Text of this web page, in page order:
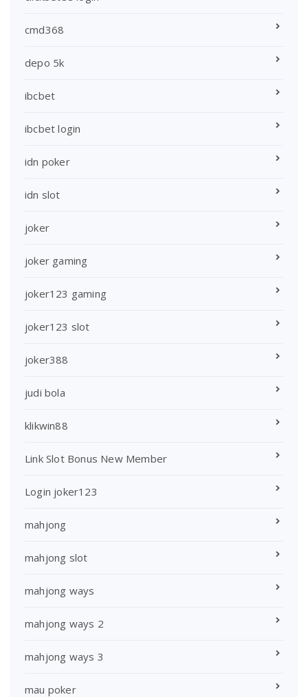
cmd368
depo 5k
ibcbet
ibcbet login
idn poker
idn slot
joker
joker gaming
joker123 gaming
joker123 slot
joker388
judi bola
klikwin88
Link Slot Bonus New Member
Login joker123
mahjong
mahjong slot
mahjong ways
mahjong ways 2
mahjong ways 3
mau poker